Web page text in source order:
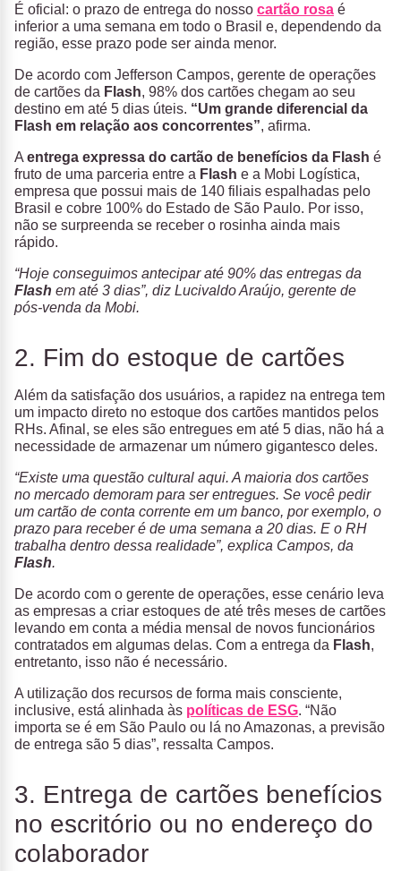
É oficial: o prazo de entrega do nosso cartão rosa é
inferior a uma semana em todo o Brasil e, dependendo da
região, esse prazo pode ser ainda menor.
De acordo com Jefferson Campos, gerente de operações
de cartões da Flash, 98% dos cartões chegam ao seu
destino em até 5 dias úteis. “Um grande diferencial da
Flash em relação aos concorrentes”, afirma.
A entrega expressa do cartão de benefícios da Flash é
fruto de uma parceria entre a Flash e a Mobi Logística,
empresa que possui mais de 140 filiais espalhadas pelo
Brasil e cobre 100% do Estado de São Paulo. Por isso,
não se surpreenda se receber o rosinha ainda mais
rápido.
“Hoje conseguimos antecipar até 90% das entregas da
Flash em até 3 dias”, diz Lucivaldo Araújo, gerente de
pós-venda da Mobi.
2. Fim do estoque de cartões
Além da satisfação dos usuários, a rapidez na entrega tem
um impacto direto no estoque dos cartões mantidos pelos
RHs. Afinal, se eles são entregues em até 5 dias, não há a
necessidade de armazenar um número gigantesco deles.
“Existe uma questão cultural aqui. A maioria dos cartões
no mercado demoram para ser entregues. Se você pedir
um cartão de conta corrente em um banco, por exemplo, o
prazo para receber é de uma semana a 20 dias. E o RH
trabalha dentro dessa realidade”, explica Campos, da
Flash.
De acordo com o gerente de operações, esse cenário leva
as empresas a criar estoques de até três meses de cartões
levando em conta a média mensal de novos funcionários
contratados em algumas delas. Com a entrega da Flash,
entretanto, isso não é necessário.
A utilização dos recursos de forma mais consciente,
inclusive, está alinhada às políticas de ESG. “Não
importa se é em São Paulo ou lá no Amazonas, a previsão
de entrega são 5 dias”, ressalta Campos.
3. Entrega de cartões benefícios
no escritório ou no endereço do
colaborador